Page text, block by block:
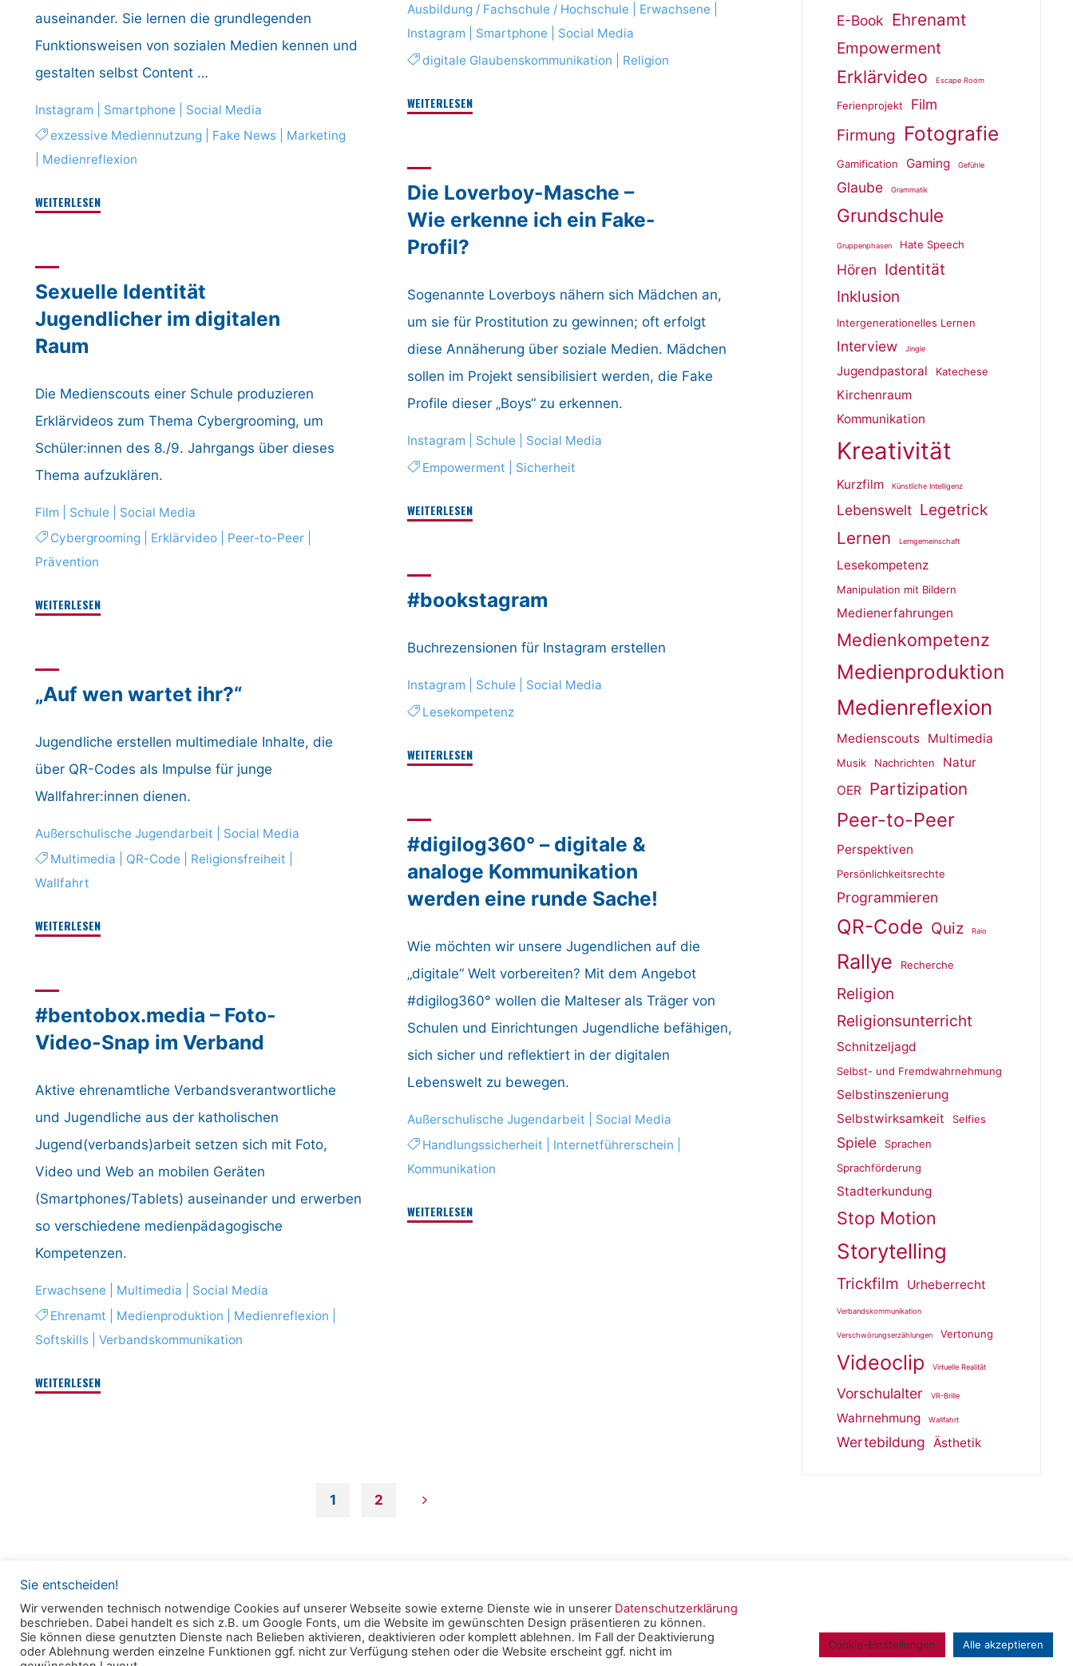
Ausbildung / Fachschule / Hochschule Erwachsene
Instagram
Smartphone
Social Media
digitale Glaubenskommunikation
Religion
WEITERLESEN"Kann
auseinander. Sie lernen die grundlegenden
Funktionsweisen von sozialen Medien kennen und
gestalten selbst Content …
Instagram Smartphone
Social Media
exzessive Mediennutzung
Fake News
Marketing
Medienreflexion
WEITERLESEN"irgendwasmitmedien
Die Loverboy-Masche –
Wie erkenne ich ein Fake-
Profil?
Sogenannte Loverboys nähern sich Mädchen an,
um sie für Prostitution zu gewinnen; oft erfolgt
diese Annäherung über soziale Medien. Mädchen
sollen im Projekt sensibilisiert werden, die Fake
Profile dieser „Boys“ zu erkennen.
Instagram Schule
Social Media
Empowerment
Sicherheit
WEITERLESEN"Die
Wie
ich
Fake-
Profil?"
Sexuelle Identität
Jugendlicher im digitalen
Raum
Die Medienscouts einer Schule produzieren
Erklärvideos zum Thema Cybergrooming, um
Schüler:innen des 8./9. Jahrgangs über dieses
Thema aufzuklären.
Film Schule
Social Media
Cybergrooming
Erklärvideo Peer-to-Peer
Prävention
WEITERLESEN"Sexuelle
digitalen
#bookstagram
Buchrezensionen für Instagram erstellen
Instagram Schule
Social Media
Lesekompetenz
WEITERLESEN"#bookstagram"
„Auf wen wartet ihr?“
Jugendliche erstellen multimediale Inhalte, die
über QR-Codes als Impulse für junge
Wallfahrer:innen dienen.
Außerschulische Jugendarbeit
Social Media
Multimedia
QR-Code Religionsfreiheit
Wallfahrt
WEITERLESEN"„Auf
#digilog360° – digitale &
analoge Kommunikation
werden eine runde Sache!
Wie möchten wir unsere Jugendlichen auf die
„digitale“ Welt vorbereiten? Mit dem Angebot
#digilog360° wollen die Malteser als Träger von
Schulen und Einrichtungen Jugendliche befähigen,
sich sicher und reflektiert in der digitalen
Lebenswelt zu bewegen.
Außerschulische Jugendarbeit
Social Media
Handlungssicherheit
Internetführerschein
Kommunikation
WEITERLESEN"#digilog360°
#bentobox.media – Foto-
Video-Snap im Verband
Aktive ehrenamtliche Verbandsverantwortliche
und Jugendliche aus der katholischen
Jugend(verbands)arbeit setzen sich mit Foto,
Video und Web an mobilen Geräten
(Smartphones/Tablets) auseinander und erwerben
so verschiedene medienpädagogische
Kompetenzen.
Erwachsene Multimedia
Social Media
Ehrenamt
Medienproduktion Medienreflexion
Softskills |Verbandskommunikation
WEITERLESEN"#bentobox.media
der
Beiträge
1 2
E-Book Ehrenamt
Empowerment
Erklärvideo Escape Room
Ferienprojekt Film
Firmung Fotografie
Gamification Gaming Gefühle
Glaube Grammatik
Grundschule
Gruppenphasen Hate Speech
Hören Identität
Inklusion
Intergenerationelles Lernen
Interview Jingle
Jugendpastoral Katechese
Kirchenraum
Kommunikation
Kreativität
Kurzfilm Künstliche Intelligenz
Lebenswelt Legetrick
Lernen Lerngemeinschaft
Lesekompetenz
Manipulation mit Bildern
Medienerfahrungen
Medienkompetenz
Medienproduktion
Medienreflexion
Medienscouts Multimedia
Musik Nachrichten
Natur
OER
Partizipation
Peer-to-Peer
Perspektiven
Persönlichkeitsrechte
Programmieren
QR-Code Quiz Raio
Rallye Recherche
Religion
Religionsunterricht
Schnitzeljagd
Selbst- und Fremdwahrnehmung
Selbstinszenierung
Selbstwirksamkeit
Selfies
Spiele
Sprachen
Sprachförderung
Stadterkundung
Stop Motion
Storytelling
Trickfilm Urheberrecht
Verbandskommunikation
Verschwörungserzählungen Vertonung
Videoclip Virtuelle Realität
Vorschulalter VR-Brille
Wahrnehmung Wallfahrt
Wertebildung Ästhetik
Powered byRoseta &WordPress.
© 2025 Clearingstelle Medienkompetenz der Deutschen
Bischofskonferenz an der Katholischen Hochschule Mainz -Impressum|
Sie entscheiden!
Wir verwenden technisch notwendige Cookies auf unserer Webseite sowie externe Dienste wie in unserer Datenschutzerklärung
beschrieben. Dabei handelt es sich z.B. um Google Fonts, um die Website im gewünschten Design präsentieren zu können.
Sie können diese genutzten Dienste nach Belieben aktivieren, deaktivieren oder komplett ablehnen. Im Fall der Deaktivierung
oder Ablehnung werden einzelne Funktionen ggf. nicht zur Verfügung stehen oder die Website erscheint ggf. nicht im
Cookie-Einstellungen Alle akzeptieren